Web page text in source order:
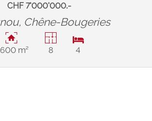
CHF 7'000'000.-
Chêne-Bougeries
m² 8 4